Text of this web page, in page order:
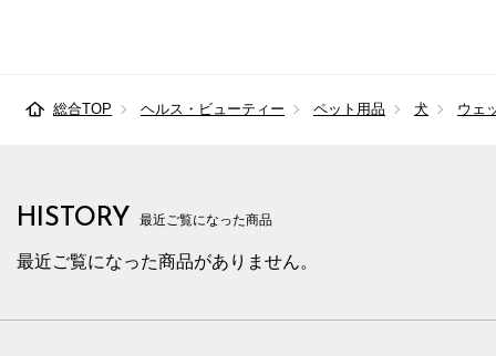
総合TOP ヘルス・ビューティー ペット用品 犬 ウェ
HISTORY 最近ご覧になった商品
最近ご覧になった商品がありません。